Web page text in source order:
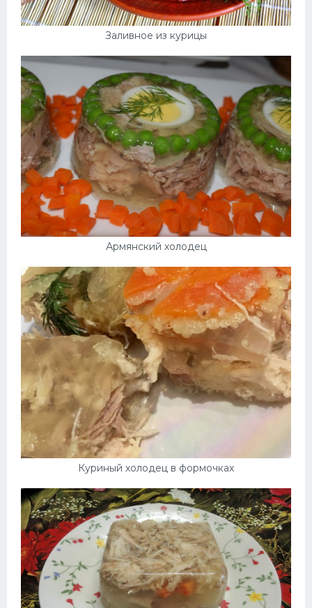
Заливное из курицы
Армянский холодец
Куриный холодец в формочках